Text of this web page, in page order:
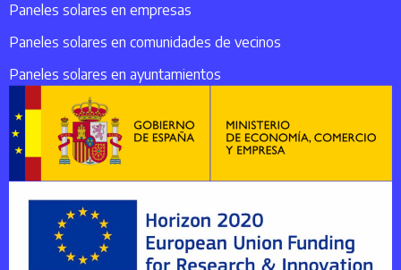
Paneles solares en empresas
Paneles solares en comunidades de vecinos
Paneles solares en ayuntamientos